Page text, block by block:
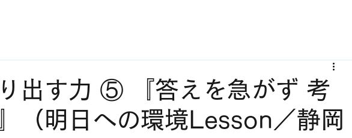
出す力 ⑤ 『答えを急がず 考
（明日への環境Lesson／静岡